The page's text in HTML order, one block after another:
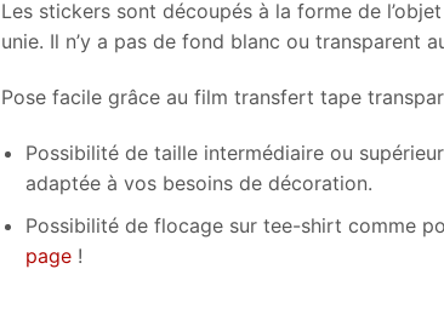
Les stickers sont découpés à la forme de
unie. Il n’y a pas de fond blanc ou transparent
Pose facile grâce au film transfert tape
Possibilité de taille intermédiaire ou
adaptée à vos besoins de décoration.
Possibilité de flocage sur tee-shirt comme
page !